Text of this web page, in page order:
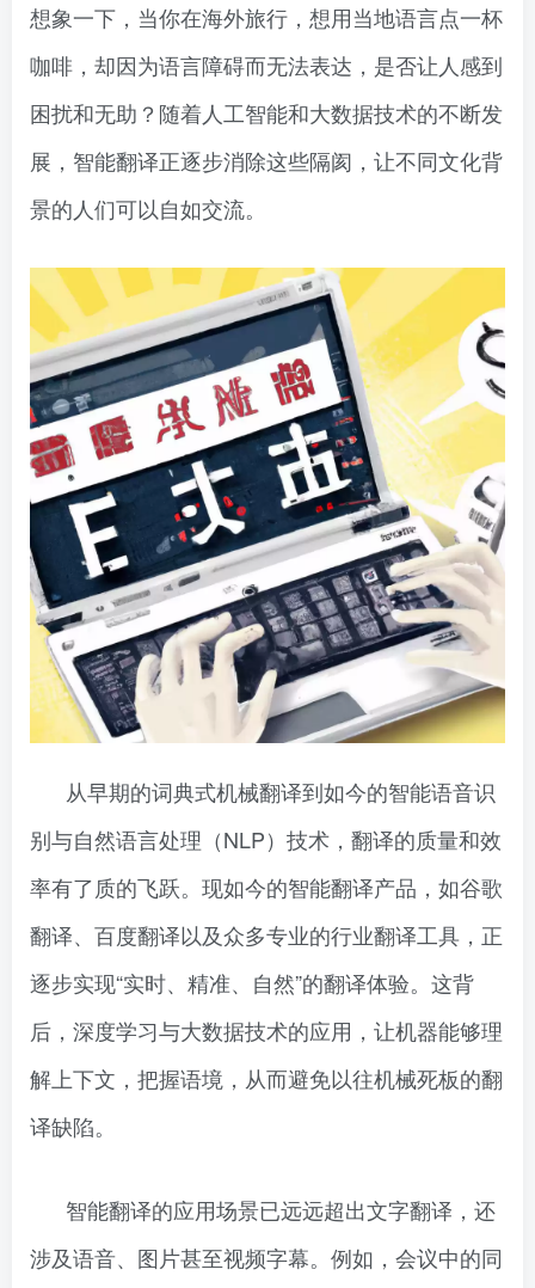
想象一下，当你在海外旅行，想用当地语言点一杯
咖啡，却因为语言障碍而无法表达，是否让人感到
困扰和无助？随着人工智能和大数据技术的不断发
展，智能翻译正逐步消除这些隔阂，让不同文化背
景的人们可以自如交流。
从早期的词典式机械翻译到如今的智能语音识
别与自然语言处理（NLP）技术，翻译的质量和效
率有了质的飞跃。现如今的智能翻译产品，如谷歌
翻译、百度翻译以及众多专业的行业翻译工具，正
逐步实现“实时、精准、自然”的翻译体验。这背
后，深度学习与大数据技术的应用，让机器能够理
解上下文，把握语境，从而避免以往机械死板的翻
译缺陷。
智能翻译的应用场景已远远超出文字翻译，还
涉及语音、图片甚至视频字幕。例如，会议中的同